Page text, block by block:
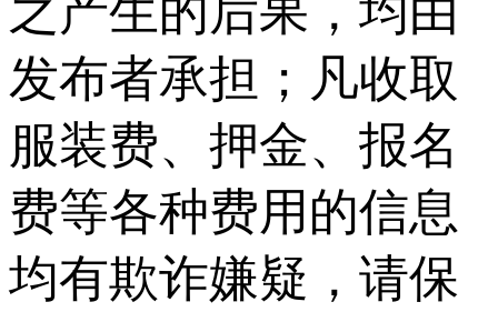
之产生的后果，均由
发布者承担；凡收取
服装费、押金、报名
费等各种费用的信息
均有欺诈嫌疑，请保